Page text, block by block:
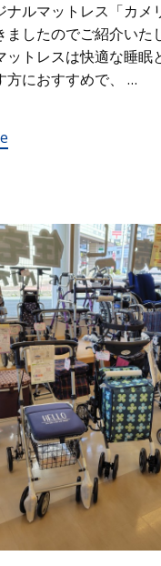
ナルマットレス「カメ
ましたのでご紹介いた
ットレスは快適な睡眠
方におすすめで、 …